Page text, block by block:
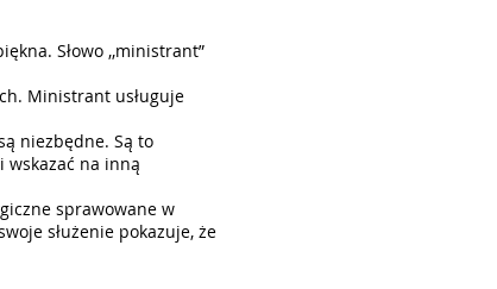
Słowo ,,ministrant”
Ministrant usługuje
niezbędne. Są to
wskazać na inną
sprawowane w
służenie pokazuje, że